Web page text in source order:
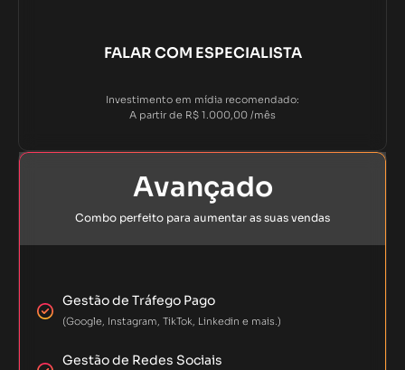
FALAR COM ESPECIALISTA
Investimento em mídia recomendado:
A partir de R$ 1.000,00 /mês
Avançado
Combo perfeito para aumentar as suas vendas
Gestão de Tráfego Pago
(Google, Instagram, TikTok, Linkedin e mais.)
Gestão de Redes Sociais